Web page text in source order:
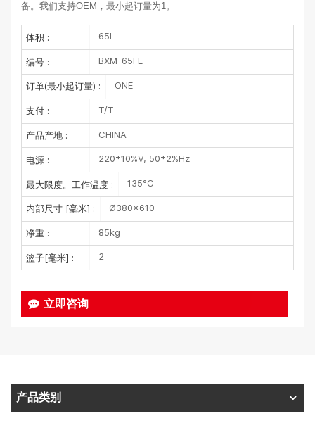
备。我们支持OEM，最小起订量为1。
体积 : 65L
编号 : BXM-65FE
订单(最小起订量) : ONE
支付 : T/T
产品产地 : CHINA
电源 : 220±10%V, 50±2%Hz
最大限度。工作温度 : 135°C
内部尺寸 [毫米] : Ø380×610
净重 : 85kg
篮子[毫米] : 2
立即咨询
产品类别